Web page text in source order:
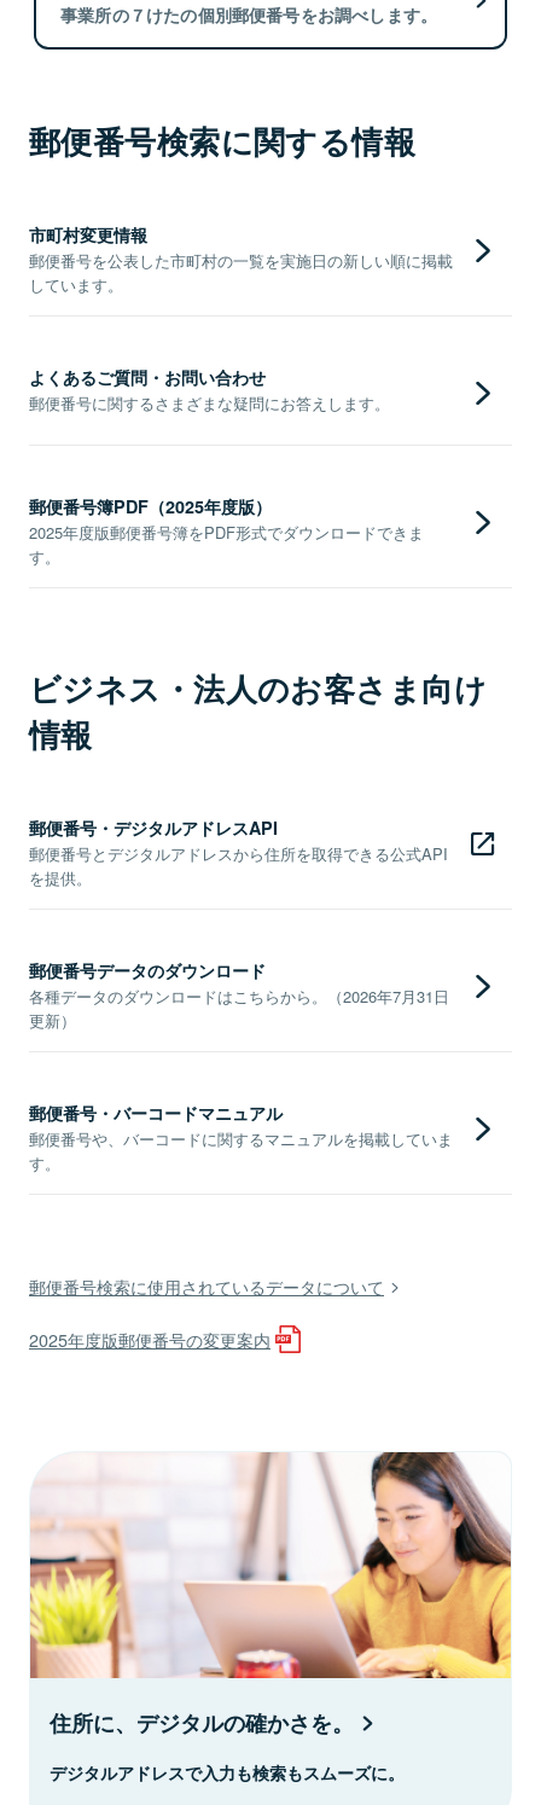
事業所の７けたの個別郵便番号をお調べします。
郵便番号検索に関する情報
市町村変更情報
郵便番号を公表した市町村の一覧を実施日の新しい順に掲載
しています。
よくあるご質問・お問い合わせ
郵便番号に関するさまざまな疑問にお答えします。
郵便番号簿PDF（2025年度版）
2025年度版郵便番号簿をPDF形式でダウンロードできま
す。
ビジネス・法人のお客さま向け
情報
郵便番号・デジタルアドレスAPI
郵便番号とデジタルアドレスから住所を取得できる公式API
を提供。
郵便番号データのダウンロード
各種データのダウンロードはこちらから。（2026年7月31日
更新）
郵便番号・バーコードマニュアル
郵便番号や、バーコードに関するマニュアルを掲載していま
す。
郵便番号検索に使用されているデータについて
2025年度版郵便番号の変更案内
住所に、デジタルの確かさを。
デジタルアドレスで入力も検索もスムーズに。